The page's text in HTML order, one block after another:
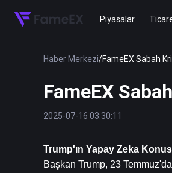
Piyasalar
Haber Merkezi/FameEX Sabah
FameEX
2025-07-16 03:30:11
Trump'ın Yapay Zeka
Başkan Trump, 23